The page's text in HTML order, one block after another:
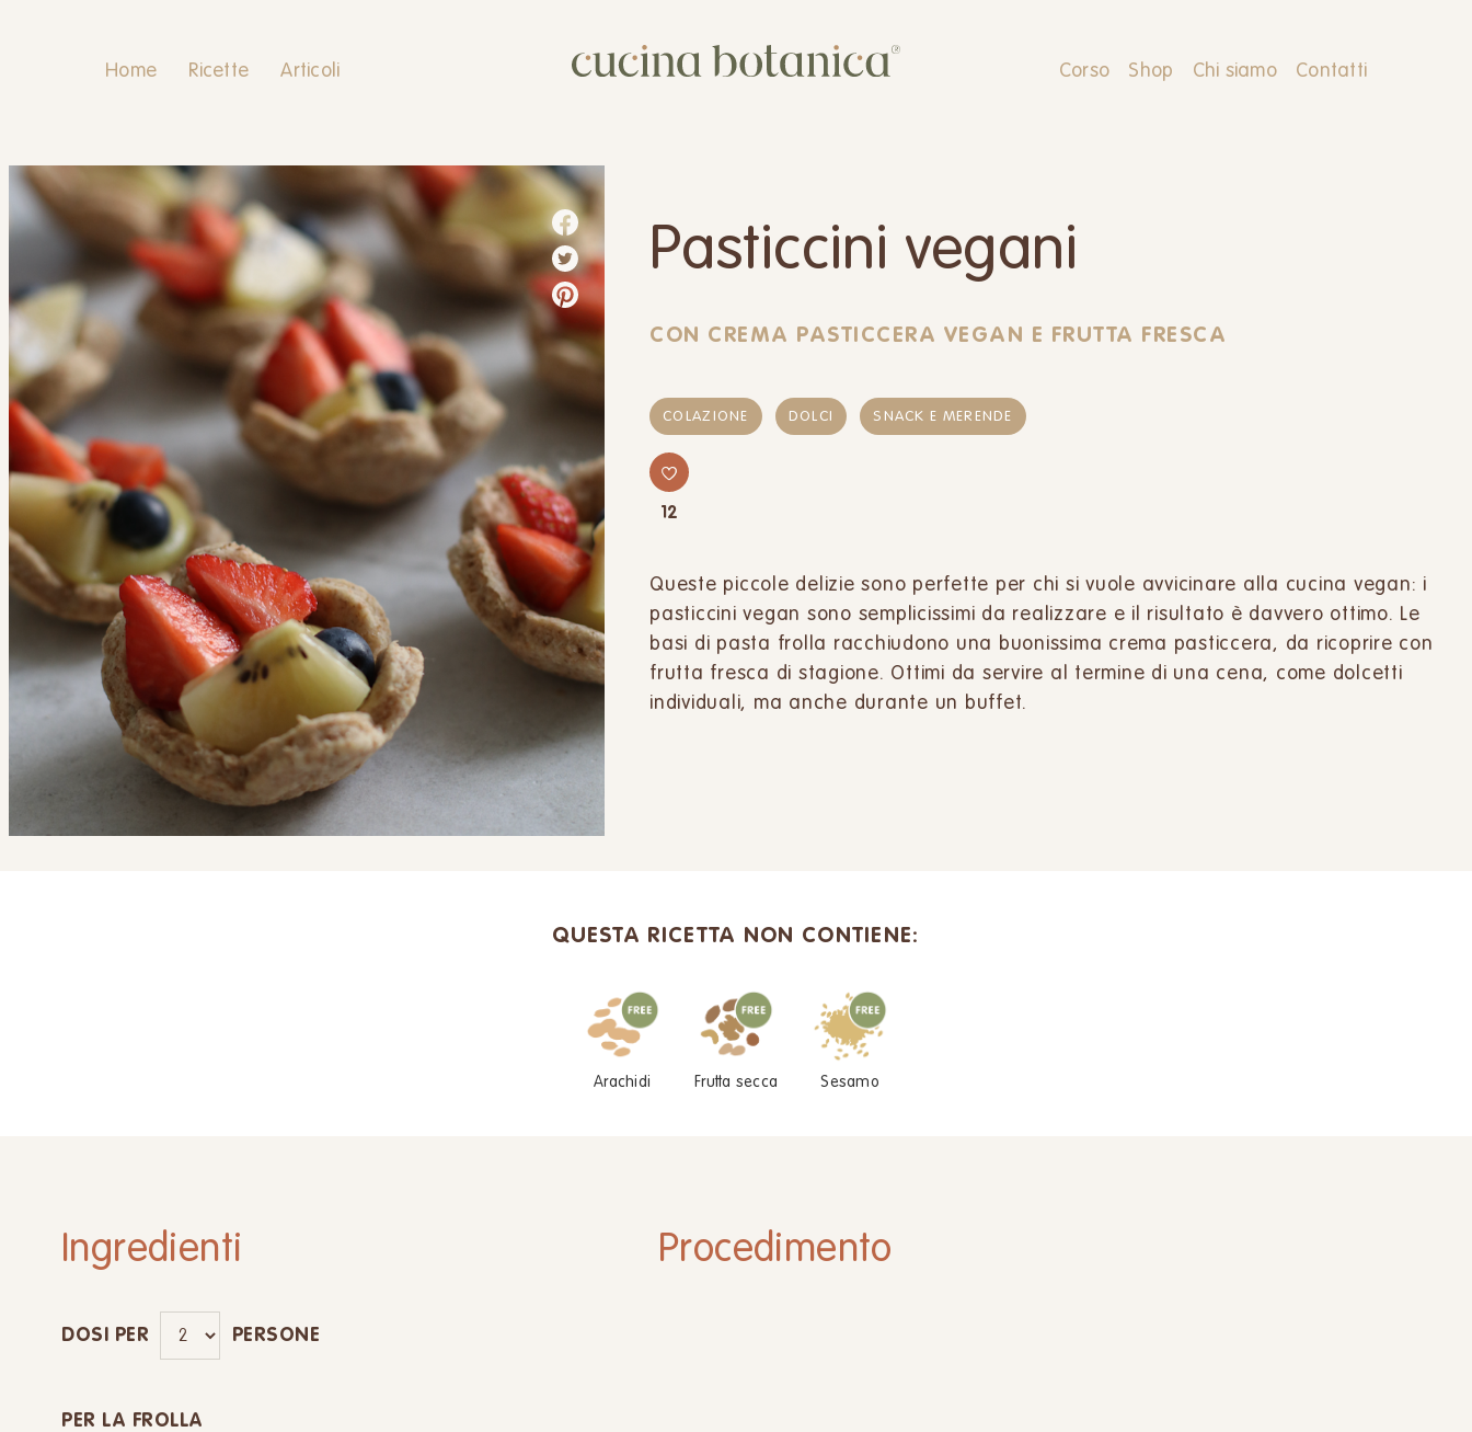
Home Ricette Articoli Corso Shop Chi siamo Contatti
Pasticcini vegani
CON CREMA PASTICCERA VEGAN E FRUTTA FRESCA
COLAZIONE DOLCI SNACK E MERENDE
12
Queste piccole delizie sono perfette per chi si vuole avvicinare alla cucina vegan: i
pasticcini vegan sono semplicissimi da realizzare e il risultato è davvero ottimo. Le
basi di pasta frolla racchiudono una buonissima crema pasticcera, da ricoprire con
frutta fresca di stagione. Ottimi da servire al termine di una cena, come dolcetti
individuali, ma anche durante un buffet.
QUESTA RICETTA NON CONTIENE:
Arachidi Frutta secca Sesamo
Ingredienti
DOSI PER PERSONE
PER LA FROLLA
Procedimento